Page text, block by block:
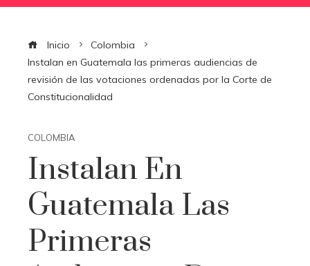
Inicio
Colombia
Instalan en Guatemala las primeras audiencias de
revisión de las votaciones ordenadas por la Corte de
Constitucionalidad
COLOMBIA
Instalan En
Guatemala Las
Primeras